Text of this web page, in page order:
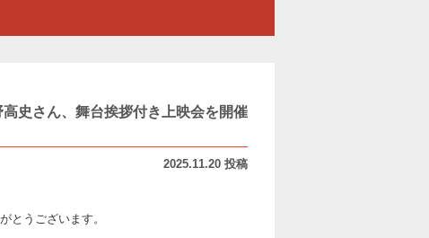
史さん、舞台挨拶付き上映会を開催
2025.11.20 投稿
とうございます。